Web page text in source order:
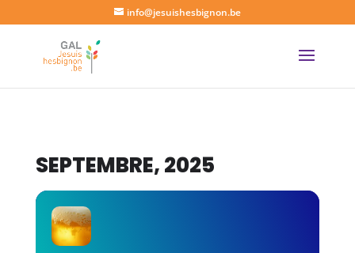
info@jesuishesbignon.be
SEPTEMBRE, 2025